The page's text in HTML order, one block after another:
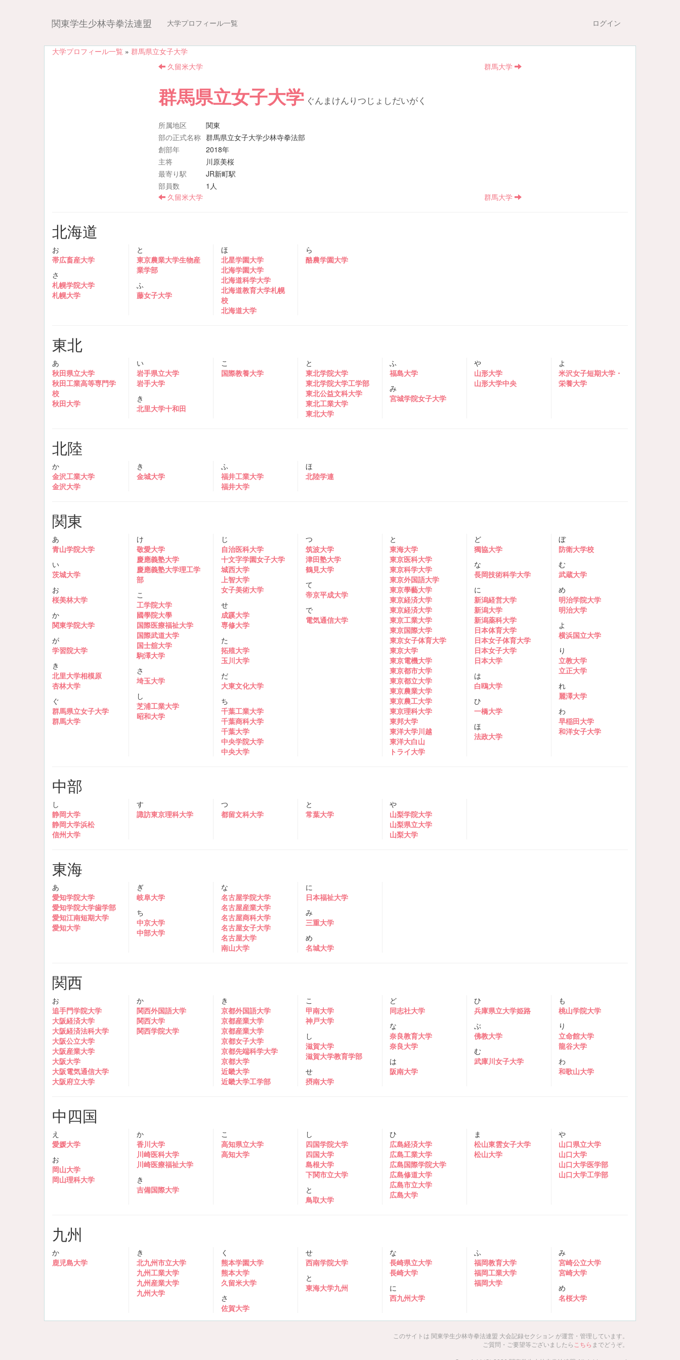
関東学生少林寺拳法連盟 大学プロフィール一覧 ログイン
大学プロフィール一覧 » 群馬県立女子大学
久留米大学
群馬大学
群馬県立女子大学 ぐんまけんりつじょしだいがく
所属地区
関東
部の正式名称 群馬県立女子大学少林寺拳法部
創部年
2018年
主将
川原美桜
最寄り駅
JR新町駅
部員数
1人
久留米大学
群馬大学
北海道
お
帯広畜産大学
さ
札幌学院大学
札幌大学
と
東京農業大学生物産
業学部
ふ
藤女子大学
ほ
北星学園大学
北海学園大学
北海道科学大学
北海道教育大学札幌
校
北海道大学
ら
酪農学園大学
東北
あ
秋田県立大学
秋田工業高等専門学
校
秋田大学
い
岩手県立大学
岩手大学
き
北里大学十和田
こ
国際教養大学
と
東北学院大学
東北学院大学工学部
東北公益文科大学
東北工業大学
東北大学
ふ
福島大学
み
宮城学院女子大学
や
山形大学
山形大学中央
よ
米沢女子短期大学・
栄養大学
北陸
か
金沢工業大学
金沢大学
き
金城大学
ふ
福井工業大学
福井大学
ほ
北陸学連
関東
あ
青山学院大学
い
茨城大学
お
桜美林大学
か
関東学院大学
が
学習院大学
き
北里大学相模原
杏林大学
ぐ
群馬県立女子大学
群馬大学
け
敬愛大学
慶應義塾大学
慶應義塾大学理工学
部
こ
工学院大学
國學院大學
国際医療福祉大学
国際武道大学
国士舘大学
駒澤大学
さ
埼玉大学
し
芝浦工業大学
昭和大学
じ
自治医科大学
十文字学園女子大学
城西大学
上智大学
女子美術大学
せ
成蹊大学
専修大学
た
拓殖大学
玉川大学
だ
大東文化大学
ち
千葉工業大学
千葉商科大学
千葉大学
中央学院大学
中央大学
つ
筑波大学
津田塾大学
鶴見大学
て
帝京平成大学
で
電気通信大学
と
東海大学
東京医科大学
東京科学大学
東京外国語大学
東京學藝大学
東京経済大学
東京経済大学
東京工業大学
東京国際大学
東京女子体育大学
東京大学
東京電機大学
東京都市大学
東京都立大学
東京農業大学
東京農工大学
東京理科大学
東邦大学
東洋大学川越
東洋大白山
トライ大学
ど
獨協大学
な
長岡技術科学大学
に
新潟経営大学
新潟大学
新潟薬科大学
日本体育大学
日本女子体育大学
日本女子大学
日本大学
は
白鴎大学
ひ
一橋大学
ほ
法政大学
ぼ
防衛大学校
む
武蔵大学
め
明治学院大学
明治大学
よ
横浜国立大学
り
立教大学
立正大学
れ
麗澤大学
わ
早稲田大学
和洋女子大学
中部
し
静岡大学
静岡大学浜松
信州大学
す
諏訪東京理科大学
つ
都留文科大学
と
常葉大学
や
山梨学院大学
山梨県立大学
山梨大学
東海
あ
愛知学院大学
愛知学院大学歯学部
愛知江南短期大学
愛知大学
ぎ
岐阜大学
ち
中京大学
中部大学
な
名古屋学院大学
名古屋産業大学
名古屋商科大学
名古屋女子大学
名古屋大学
南山大学
に
日本福祉大学
み
三重大学
め
名城大学
関西
お
追手門学院大学
大阪経済大学
大阪経済法科大学
大阪公立大学
大阪産業大学
大阪大学
大阪電気通信大学
大阪府立大学
か
関西外国語大学
関西大学
関西学院大学
き
京都外国語大学
京都産業大学
京都産業大学
京都女子大学
京都先端科学大学
京都大学
近畿大学
近畿大学工学部
こ
甲南大学
神戸大学
し
滋賀大学
滋賀大学教育学部
せ
摂南大学
ど
同志社大学
な
奈良教育大学
奈良大学
は
阪南大学
ひ
兵庫県立大学姫路
ぶ
佛教大学
む
武庫川女子大学
も
桃山学院大学
り
立命館大学
龍谷大学
わ
和歌山大学
中四国
え
愛媛大学
お
岡山大学
岡山理科大学
か
香川大学
川崎医科大学
川崎医療福祉大学
き
吉備国際大学
こ
高知県立大学
高知大学
し
四国学院大学
四国大学
島根大学
下関市立大学
と
鳥取大学
ひ
広島経済大学
広島工業大学
広島国際学院大学
広島修道大学
広島市立大学
広島大学
ま
松山東雲女子大学
松山大学
や
山口県立大学
山口大学
山口大学医学部
山口大学工学部
九州
か
鹿児島大学
き
北九州市立大学
九州工業大学
九州産業大学
九州大学
く
熊本学園大学
熊本大学
久留米大学
さ
佐賀大学
せ
西南学院大学
と
東海大学九州
な
長崎県立大学
長崎大学
に
西九州大学
ふ
福岡教育大学
福岡工業大学
福岡大学
み
宮崎公立大学
宮崎大学
め
名桜大学
このサイトは 関東学生少林寺拳法連盟 大会記録セクション が運営・管理しています。
ご質問・ご要望等ございましたら こちら までどうぞ。